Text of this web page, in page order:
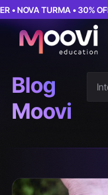
NOVA TURMA • 30% OFF •
Blog
Moovi